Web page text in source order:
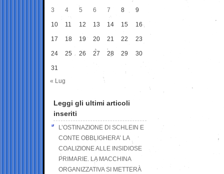
3 4 5 6 7 8 9
10 11 12 13 14 15 16
17 18 19 20 21 22 23
24 25 26 27 28 29 30
31
« Lug
Leggi gli ultimi articoli
inseriti
L’OSTINAZIONE DI SCHLEIN E
CONTE OBBLIGHERA’ LA
COALIZIONE ALLE INSIDIOSE
PRIMARIE. LA MACCHINA
ORGANIZZATIVA SI METTERÀ